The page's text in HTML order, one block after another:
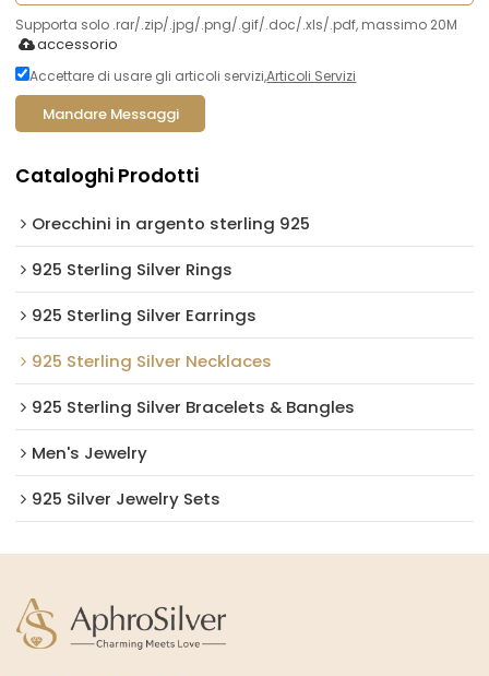
Supporta solo .rar/.zip/.jpg/.png/.gif/.doc/.xls/.pdf, massimo 20M
accessorio
Accettare di usare gli articoli servizi,Articoli Servizi
Mandare Messaggi
Cataloghi Prodotti
Orecchini in argento sterling 925
925 Sterling Silver Rings
925 Sterling Silver Earrings
925 Sterling Silver Necklaces
925 Sterling Silver Bracelets & Bangles
Men's Jewelry
925 Silver Jewelry Sets